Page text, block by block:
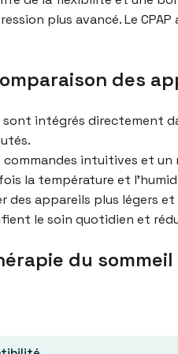
plus avancé. Le
des
intégrés directement
commandes intuitives et un
la température et
appareils plus légers et
le soin quotidien et
du